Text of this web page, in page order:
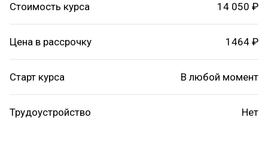
Стоимость курса 14 050 ₽
Цена в рассрочку 1464 ₽
Старт курса В любой момент
Трудоустройство Нет